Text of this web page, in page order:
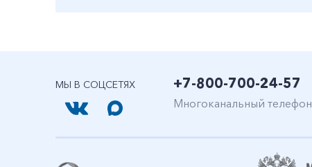
МЫ В СОЦСЕТЯХ +7-800-700-24-57
Многоканальный телефон